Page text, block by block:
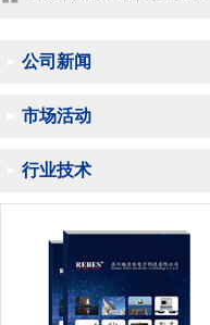
公司新闻
市场活动
行业技术